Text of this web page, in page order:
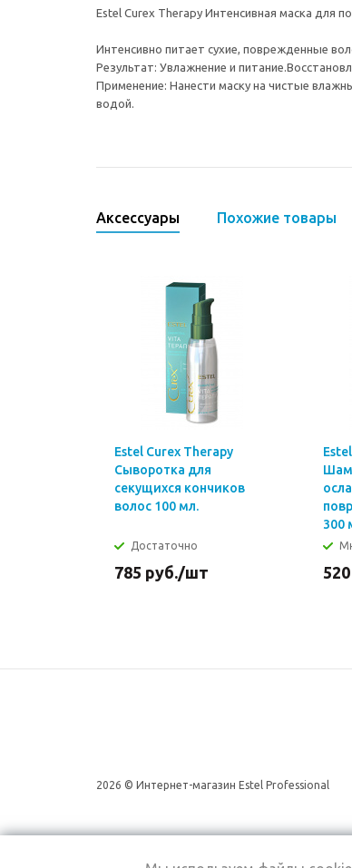
Estel Curex Therapy Интенсивная маска для
Интенсивно питает сухие, поврежденные
Результат: Увлажнение и
Применение: Нанести маску на чистые
водой.
Аксессуары Похожие товары
Estel Curex Therapy
Сыворотка для
секущихся кончиков
волос 100 мл.
Достаточно
785 руб./шт
300
520
2026 © Интернет-магазин Estel Professional